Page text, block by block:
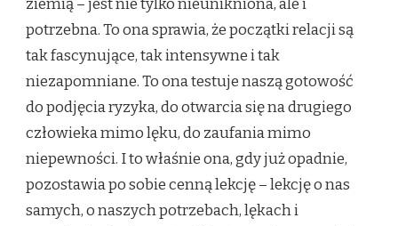
ziemią – jest nie tylko nieunikniona, ale i
potrzebna. To ona sprawia, że początki relacji są
tak fascynujące, tak intensywne i tak
niezapomniane. To ona testuje naszą gotowość
do podjęcia ryzyka, do otwarcia się na drugiego
człowieka mimo lęku, do zaufania mimo
niepewności. I to właśnie ona, gdy już opadnie,
pozostawia po sobie cenną lekcję – lekcję o nas
samych, o naszych potrzebach, lękach i